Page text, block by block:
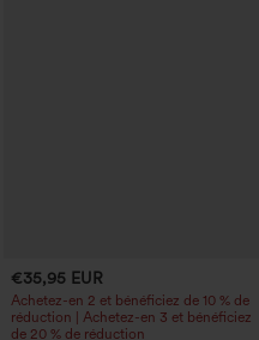
€35,95 EUR
Achetez-en 2 et bénéficiez de 10 % de
réduction | Achetez-en 3 et bénéficiez
de 20 % de réduction